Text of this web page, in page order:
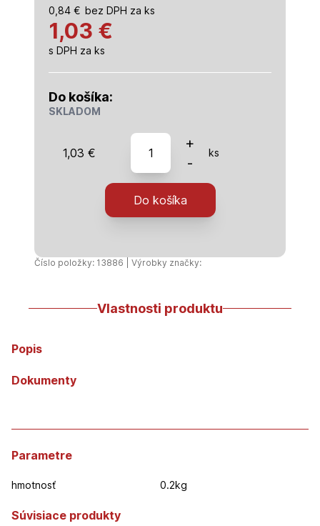
0,84 € bez DPH za ks
1,03 €
s DPH za ks
Do košíka:
SKLADOM
1,03 €
množstvo
Držiak
hrebeňovej
s
mm
+
-
ks
Do košíka
Číslo položky: 13886 | Výrobky značky:
Vlastnosti produktu
Popis
Dokumenty
Parametre
hmotnosť 0.2kg
Súvisiace produkty